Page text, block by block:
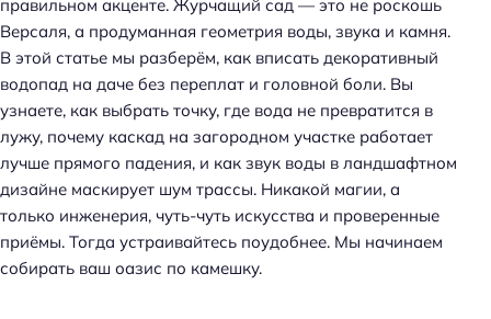
правильном акценте. Журчащий сад — это не роскошь
Версаля, а продуманная геометрия воды, звука и камня.
В этой статье мы разберём, как вписать декоративный
водопад на даче без переплат и головной боли. Вы
узнаете, как выбрать точку, где вода не превратится в
лужу, почему каскад на загородном участке работает
лучше прямого падения, и как звук воды в ландшафтном
дизайне маскирует шум трассы. Никакой магии, а
только инженерия, чуть-чуть искусства и проверенные
приёмы. Тогда устраивайтесь поудобнее. Мы начинаем
собирать ваш оазис по камешку.